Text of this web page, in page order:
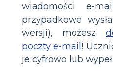
wiadomości e-
przypadkowe
wersji), możesz
poczty e-mail !
je cyfrowo lub